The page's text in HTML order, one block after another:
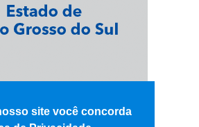
site você concorda